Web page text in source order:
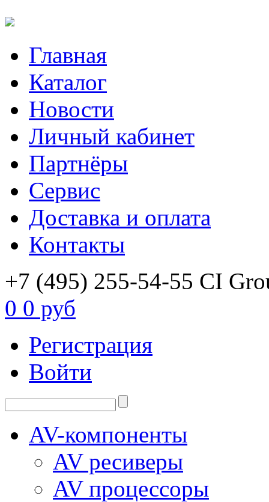
Главная
Каталог
Новости
Личный кабинет
Партнёры
Сервис
Доставка и оплата
Контакты
+7 (495) 255-54-55 CI
0 0 руб
Регистрация
Войти
AV-компоненты
AV ресиверы
AV процессоры